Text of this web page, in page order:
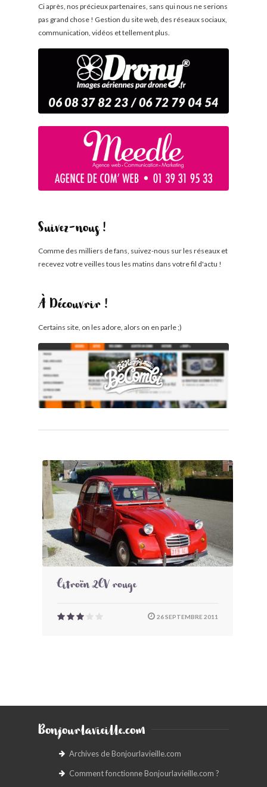
Ci après, nos précieux partenaires, sans qui nous ne serions
pas grand chose ! Gestion du site web, des réseaux sociaux,
communication, vidéos et tellement plus.
Suivez-nous !
Comme des milliers de fans, suivez-nous sur les réseaux et
recevez votre veilles tous les matins dans votre fil d'actu !
À Découvrir !
Certains site, on les adore, alors on en parle ;)
Citroën 2CV rouge
26 SEPTEMBRE 2011
Bonjourlavieille.com
Archives de Bonjourlavieille.com
Comment fonctionne Bonjourlavieille.com ?